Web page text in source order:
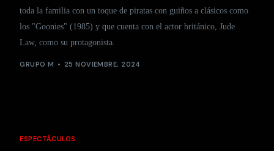
toda la familia con un toque de piratas con guiños a clásicos como
los "Goonies" (1985) y que cuenta con el actor británico, Jude
Law, como su protagonista.
GRUPO M 25 NOVIEMBRE, 2024
ESPECTÁCULOS